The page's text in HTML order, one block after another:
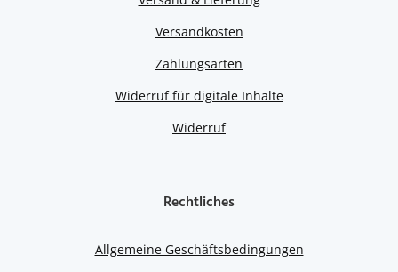
Versandkosten
Zahlungsarten
Widerruf für digitale Inhalte
Widerruf
Rechtliches
Allgemeine Geschäftsbedingungen